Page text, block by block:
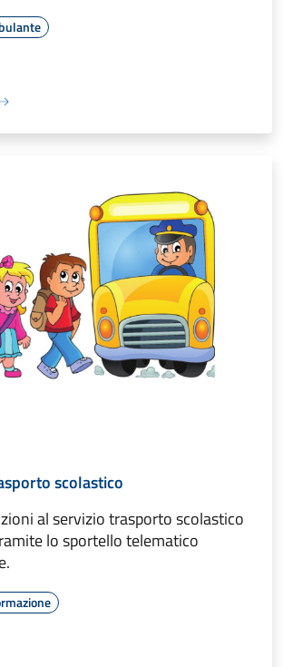
scolastico
al servizio trasporto scolastico
lo sportello telematico